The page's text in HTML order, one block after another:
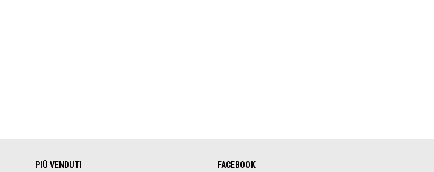
PIÙ VENDUTI FACEBOOK